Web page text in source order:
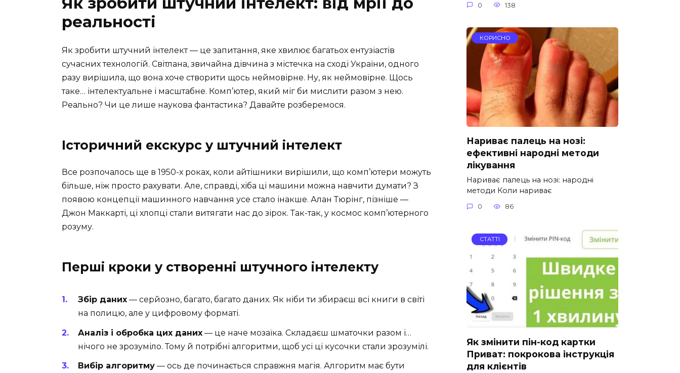
реальності
Як зробити штучний інтелект — це запитання, яке хвилює багатьох ентузіастів
сучасних технологій. Світлана, звичайна дівчина з містечка на сході України, одного
разу вирішила, що вона хоче створити щось неймовірне. Ну, як неймовірне. Щось
таке… інтелектуальне і масштабне. Комп’ютер, який міг би мислити разом з нею.
Реально? Чи це лише наукова фантастика? Давайте розберемося.
Історичний екскурс у штучний інтелект
Все розпочалось ще в 1950-х роках, коли айтішники вирішили, що комп’ютери можуть
більше, ніж просто рахувати. Але, справді, хіба ці машини можна навчити думати? З
появою концепції машинного навчання усе стало інакше. Алан Тюрінг, пізніше —
Джон Маккарті, ці хлопці стали витягати нас до зірок. Так-так, у космос комп’ютерного
розуму.
Перші кроки у створенні штучного інтелекту
Збір даних — серйозно, багато, багато даних. Як ніби ти збираєш всі книги в світі
на полицю, але у цифровому форматі.
Аналіз і обробка цих даних — це наче мозаїка. Складаєш шматочки разом і…
нічого не зрозуміло. Тому й потрібні алгоритми, щоб усі ці кусочки стали зрозумілі.
Вибір алгоритму — ось де починається справжня магія. Алгоритм має бути
0 138
КОРИСНО
Нариває палець на нозі:
ефективні народні методи
лікування
Нариває палець на нозі: народні
методи Коли нариває
0 86
СТАТТІ
Як змінити пін-код картки
Приват: покрокова інструкція
для клієнтів